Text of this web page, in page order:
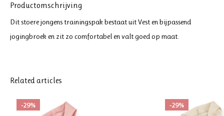
Productomschrijving
Dit stoere jongens trainingspak bestaat uit Vest en bijpassend
jogingbroek en zit zo comfortabel en valt goed op maat.
Related articles
-29% -29%